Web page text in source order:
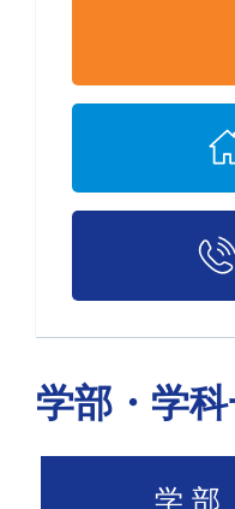
学部・学
学 部